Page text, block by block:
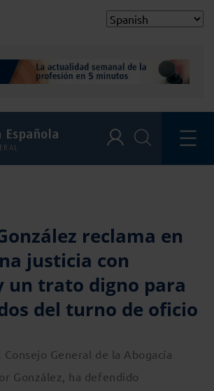
reclama en
justicia con
un trato digno para
del turno de oficio
General de la Abogacía
González, ha defendido